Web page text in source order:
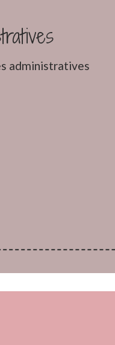
administratives